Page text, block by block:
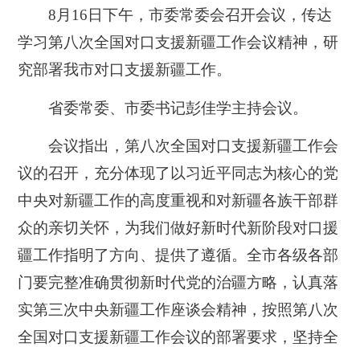
8月16日下午，市委常委会召开会议，传达
学习第八次全国对口支援新疆工作会议精神，研
究部署我市对口支援新疆工作。
省委常委、市委书记彭佳学主持会议。
会议指出，第八次全国对口支援新疆工作会
议的召开，充分体现了以习近平同志为核心的党
中央对新疆工作的高度重视和对新疆各族干部群
众的亲切关怀，为我们做好新时代新阶段对口援
疆工作指明了方向、提供了遵循。全市各级各部
门要完整准确贯彻新时代党的治疆方略，认真落
实第三次中央新疆工作座谈会精神，按照第八次
全国对口支援新疆工作会议的部署要求，坚持全